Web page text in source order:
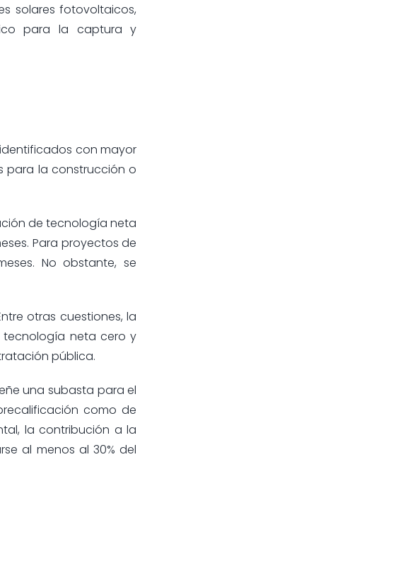
solares fotovoltaicos,
para la captura y
con mayor
para la construcción o
de tecnología neta
Para proyectos de
No obstante, se
otras cuestiones, la
neta cero y
pública.
una subasta para el
como de
la contribución a la
al menos al 30% del